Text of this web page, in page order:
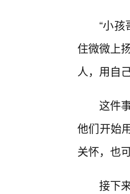
“小
住微微上
人，用自
这件
他们开始
关怀，也
接下